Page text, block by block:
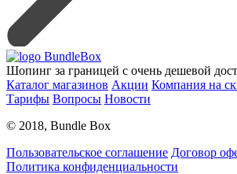
Шопинг за границей с очень дешевой
Каталог магазинов Акции Компания на
Тарифы Вопросы Новости
© 2018, Bundle Box
Пользовательское соглашение Договор
Политика конфиденциальности